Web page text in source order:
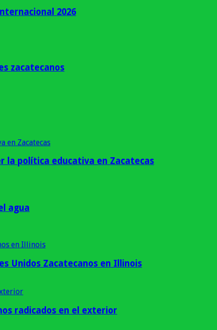
2026
zacatecanos
la política educativa en Zacatecas
agua
Unidos Zacatecanos en Illinois
radicados en el exterior